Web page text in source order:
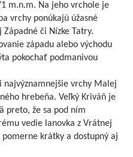
m.n.m. Na jeho vrchole je
vrchy ponúkajú úžasné
či Nízke Tatry.
západu alebo východu
pokochať podmanivou
vrchy Malej
hrebeňa. Veľký Kriváň je
preto, že sa pod ním
vedie lanovka z Vrátnej
krátky a dostupný aj